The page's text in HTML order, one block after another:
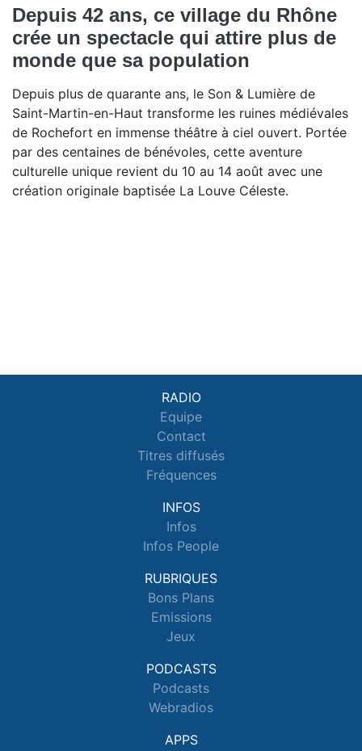
Depuis 42 ans, ce village du Rhône
crée un spectacle qui attire plus de
monde que sa population
Depuis plus de quarante ans, le Son & Lumière de
Saint-Martin-en-Haut transforme les ruines médiévales
de Rochefort en immense théâtre à ciel ouvert. Portée
par des centaines de bénévoles, cette aventure
culturelle unique revient du 10 au 14 août avec une
création originale baptisée La Louve Céleste.
RADIO
Equipe
Contact
Titres diffusés
Fréquences
INFOS
Infos
Infos People
RUBRIQUES
Bons Plans
Emissions
Jeux
PODCASTS
Podcasts
Webradios
APPS